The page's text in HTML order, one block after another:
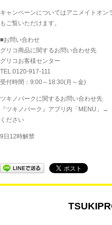
キャンペーンについてはアニメイトオン
もご覧いただけます。
■お問い合わせ
グリコ商品に関するお問い合わせ先
グリコお客様センター
TEL:0120-917-111
受付時間：9:00～18:30(月～金)
ツキノパークに関するお問い合わせ先
『ツキノパーク』アプリ内「MENU」
ください
9日12時解禁